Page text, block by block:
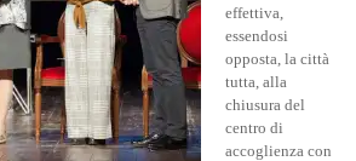
effettiva,
essendosi
opposta, la città
tutta, alla
chiusura del
centro di
accoglienza con